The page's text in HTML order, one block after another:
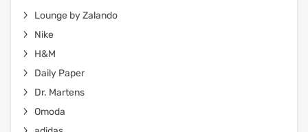
Lounge by Zalando
Nike
H&M
Daily Paper
Dr. Martens
Omoda